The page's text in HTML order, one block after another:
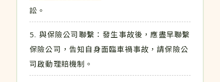
訟。
與保險公司聯繫：發生事故後，應盡早聯繫
保險公司，告知自身面臨車禍事故，請保險公
司啟動理賠機制。